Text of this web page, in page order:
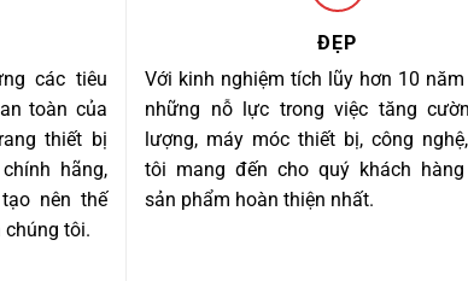
các tiêu
toàn của
thiết bị
hãng,
nên thế
chúng tôi.
ĐẸP
Với kinh nghiệm tích lũy hơn 10
những nỗ lực trong việc tăng
lượng, máy móc thiết bị, công
tôi mang đến cho quý khách
sản phẩm hoàn thiện nhất.